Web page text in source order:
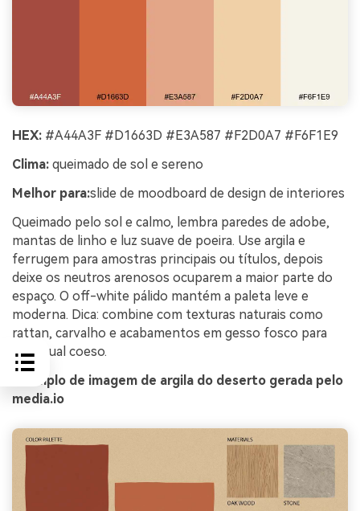
HEX: #A44A3F #D1663D #E3A587 #F2D0A7 #F6F1E9
Clima: queimado de sol e sereno
Melhor para:slide de moodboard de design de interiores
Queimado pelo sol e calmo, lembra paredes de adobe,
mantas de linho e luz suave de poeira. Use argila e
ferrugem para amostras principais ou títulos, depois
deixe os neutros arenosos ocuparem a maior parte do
espaço. O off-white pálido mantém a paleta leve e
moderna. Dica: combine com texturas naturais como
rattan, carvalho e acabamentos em gesso fosco para
um visual coeso.
Exemplo de imagem de argila do deserto gerada pelo
media.io